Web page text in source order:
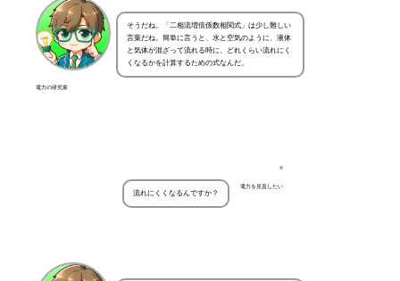
電力の研究家
そうだね。「二相流増倍係数相関式」は少し難しい
言葉だね。簡単に言うと、水と空気のように、液体
と気体が混ざって流れる時に、どれくらい流れにく
くなるかを計算するための式なんだ。
電力を見直したい
流れにくくなるんですか？